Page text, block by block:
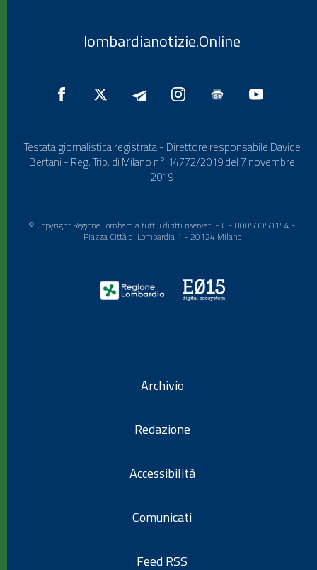
lombardianotizie.Online
Testata giornalistica registrata - Direttore responsabile Davide
Bertani - Reg. Trib. di Milano n° 14772/2019 del 7 novembre
2019
© Copyright Regione Lombardia tutti i diritti riservati - C.F. 80050050154 -
Piazza Città di Lombardia 1 - 20124 Milano
Archivio
Redazione
Accessibilità
Comunicati
Feed RSS